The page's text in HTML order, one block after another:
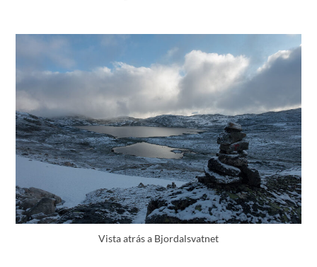
Vista atrás a Bjordalsvatnet